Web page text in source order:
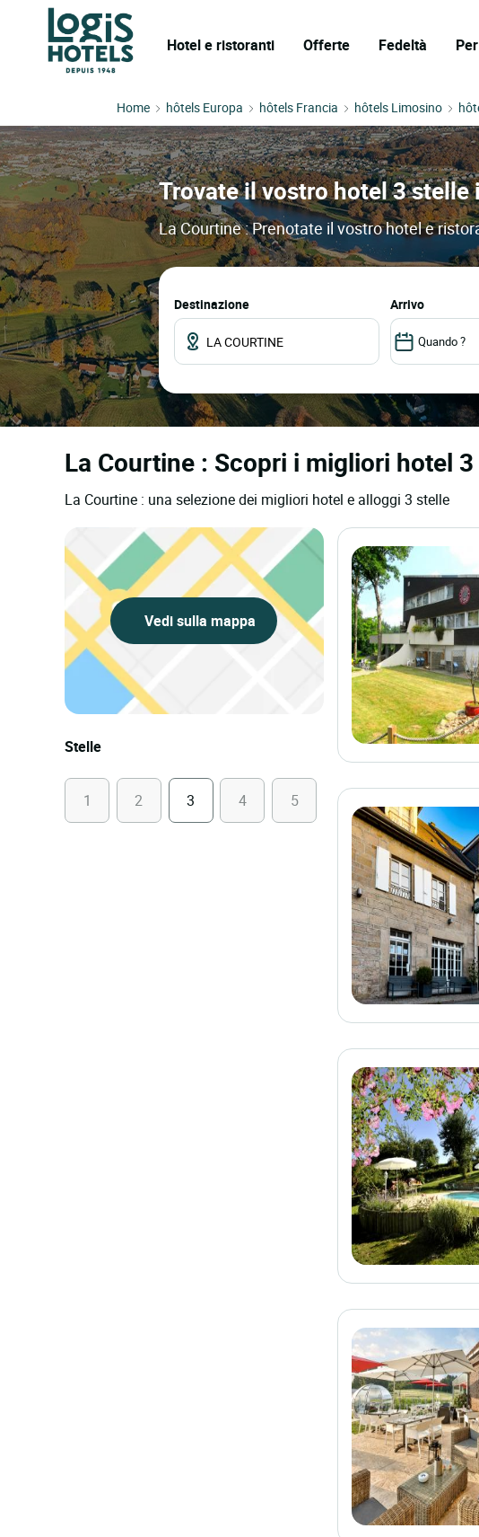
Hotel e ristoranti Offerte Fedeltà
Home hôtels Europa hôtels Francia hôtels Limosino
Trovate il vostro hotel 3
La Courtine : Prenotate il vostro hotel e
Destinazione arrivo
La Courtine : Scopri i migliori hotel
La Courtine : una selezione dei migliori hotel e alloggi 3 stelle
Vedi sulla mappa
Stelle
1 2 3 4 5